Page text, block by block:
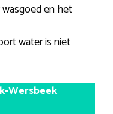
en het
water is niet
Wersbeek